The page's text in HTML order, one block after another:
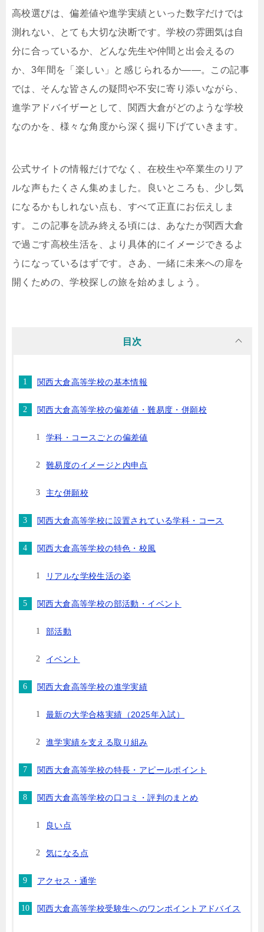
高校選びは、偏差値や進学実績といった数字だけでは
測れない、とても大切な決断です。学校の雰囲気は自
分に合っているか、どんな先生や仲間と出会えるの
か、3年間を「楽しい」と感じられるか——。この記事
では、そんな皆さんの疑問や不安に寄り添いながら、
進学アドバイザーとして、関西大倉がどのような学校
なのかを、様々な角度から深く掘り下げていきます。
公式サイトの情報だけでなく、在校生や卒業生のリア
ルな声もたくさん集めました。良いところも、少し気
になるかもしれない点も、すべて正直にお伝えしま
す。この記事を読み終える頃には、あなたが関西大倉
で過ごす高校生活を、より具体的にイメージできるよ
うになっているはずです。さあ、一緒に未来への扉を
開くための、学校探しの旅を始めましょう。
目次
関西大倉高等学校の基本情報
関西大倉高等学校の偏差値・難易度・併願校
学科・コースごとの偏差値
難易度のイメージと内申点
主な併願校
関西大倉高等学校に設置されている学科・コース
関西大倉高等学校の特色・校風
リアルな学校生活の姿
関西大倉高等学校の部活動・イベント
部活動
イベント
関西大倉高等学校の進学実績
最新の大学合格実績（2025年入試）
進学実績を支える取り組み
関西大倉高等学校の特長・アピールポイント
関西大倉高等学校の口コミ・評判のまとめ
良い点
気になる点
アクセス・通学
関西大倉高等学校受験生へのワンポイントアドバイス